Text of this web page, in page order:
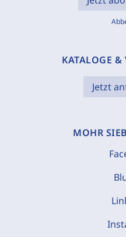
KATALOGE &
Jetzt
MOHR